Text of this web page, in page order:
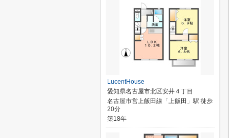
LucentHouse
愛知県名古屋市北区安井４丁目
名古屋市営上飯田線「上飯田」駅 徒歩
20分
築18年